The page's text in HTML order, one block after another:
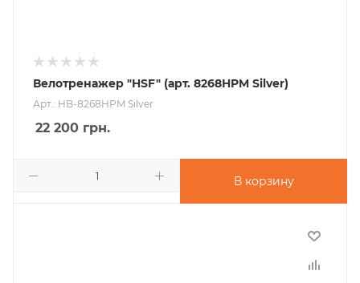
Велотренажер "HSF" (арт. 8268HPM Silver)
Арт.: HB-8268HPM Silver
22 200 грн.
В корзину